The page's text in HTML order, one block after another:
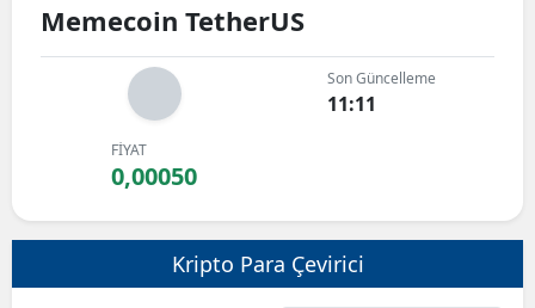
Memecoin TetherUS
Son Güncelleme
11:11
FİYAT
0,00050
Kripto Para Çevirici